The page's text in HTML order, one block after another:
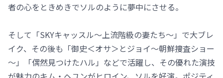
者の心をときめきでソルのように夢中にさせる。
そして「SKYキャッスル～上流階級の妻たち～」で大ブレ
イク、その後も「御史＜オサ＞とジョイ～朝鮮捜査ショー
～」「偶然見つけたハル」などで活躍し、その優れた演技